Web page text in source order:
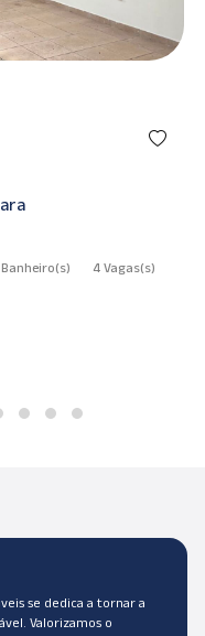
Banheiro(s) 4 Vagas(s)
se dedica a tornar a
Valorizamos o